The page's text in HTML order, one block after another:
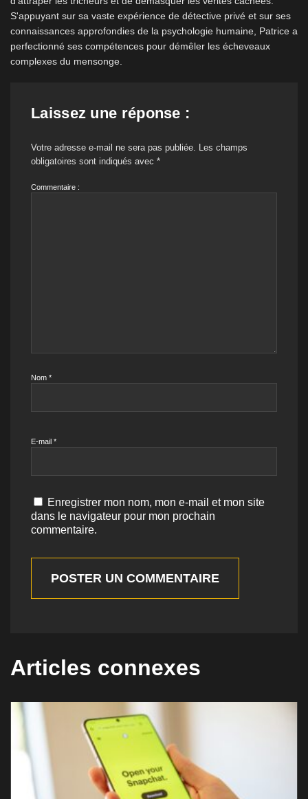
S'appuyant sur sa vaste expérience de détective privé et sur ses
connaissances approfondies de la psychologie humaine, Patrice a
perfectionné ses compétences pour démêler les écheveaux
complexes du mensonge.
Laissez une réponse :
Votre adresse e-mail ne sera pas publiée. Les champs
obligatoires sont indiqués avec *
Commentaire :
Nom *
E-mail *
Enregistrer mon nom, mon e-mail et mon site
dans le navigateur pour mon prochain
commentaire.
POSTER UN COMMENTAIRE
Articles connexes